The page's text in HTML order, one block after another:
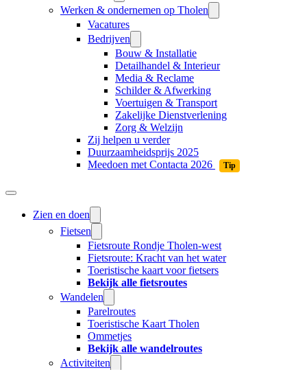
Werken & ondernemen op Tholen
Vacatures
Bedrijven
Bouw & Installatie
Detailhandel & Interieur
Media & Reclame
Schilder & Afwerking
Voertuigen & Transport
Zakelijke Dienstverlening
Zorg & Welzijn
Zij helpen u verder
Duurzaamheidsprijs 2025
Meedoen met Contacta 2026
Tip
Zien en doen
Fietsen
Fietsroute Rondje Tholen-west
Fietsroute: Kracht van het water
Toeristische kaart voor fietsers
Bekijk alle fietsroutes
Wandelen
Parelroutes
Toeristische Kaart Tholen
Ommetjes
Bekijk alle wandelroutes
Activiteiten